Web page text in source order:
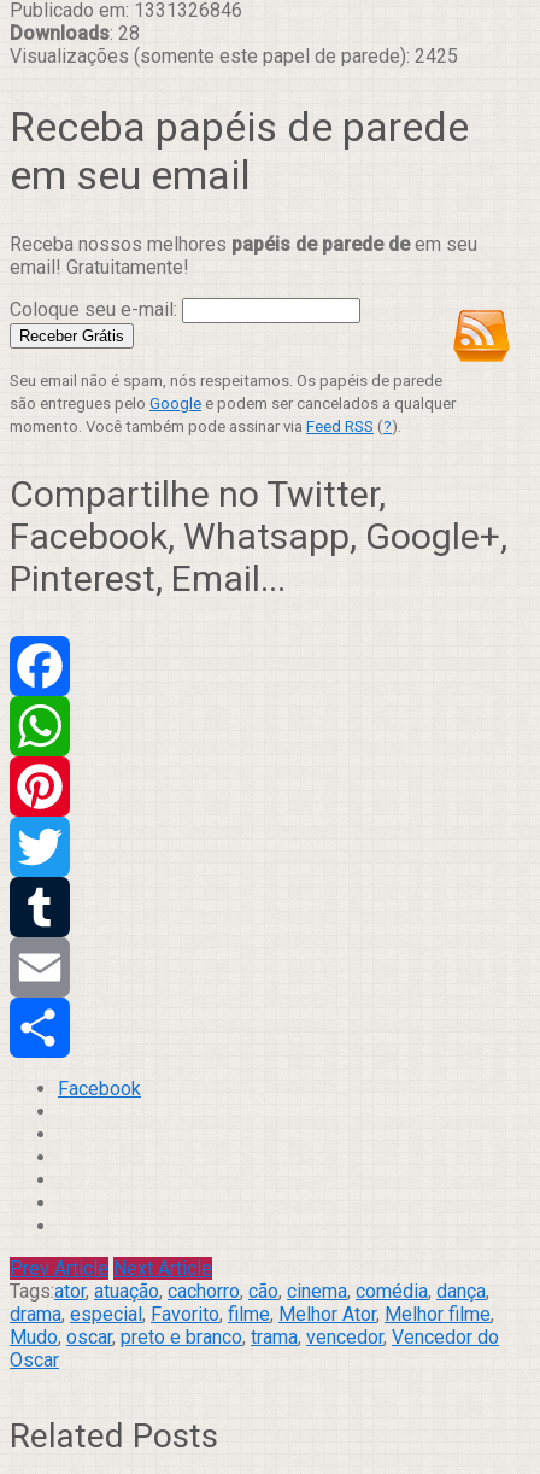
Publicado em: 1331326846
Downloads: 28
Visualizações (somente este papel de parede): 2425
Receba papéis de parede
em seu email
Receba nossos melhores papéis de parede deem seu
email! Gratuitamente!
Coloque seu e-mail:
Seu email não é spam, nós respeitamos. Os papéis de parede
são entregues pelo Google e podem ser cancelados a qualquer
momento. Você também pode assinar via Feed RSS (?).
Compartilhe no Twitter,
Facebook, Whatsapp, Google+,
Pinterest, Email...
Facebook
WhatsApp
Pinterest
Twitter
Tumblr
Email
Compartilhar
Facebook
Prev Article Next Article
Tags:ator, atuação, cachorro, cão, cinema, comédia, dança,
drama, especial, Favorito, filme, Melhor Ator, Melhor filme,
Mudo, oscar, preto e branco, trama, vencedor, Vencedor do
Oscar
Related Posts